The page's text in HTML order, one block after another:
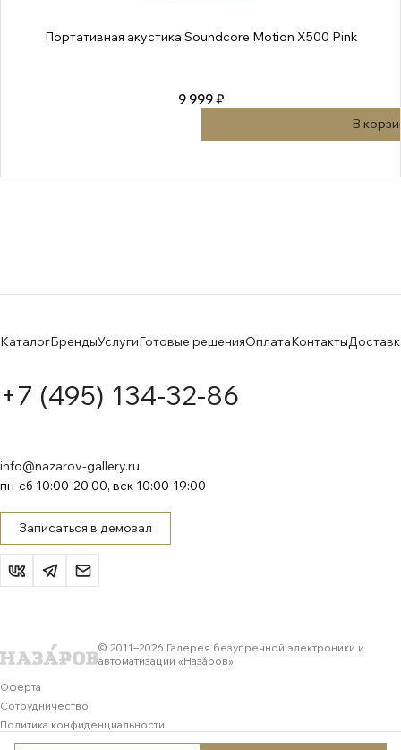
Портативная акустика Soundcore Motion X500 Pink
9 999 ₽
В
КаталогБрендыУслугиГотовые решенияОплатаКонтакты
+7 (495) 134-32-86
info@nazarov-gallery.ru
пн-сб 10:00-20:00, вск 10:00-19:00
Записаться в демозал
© 2011–2026 Галерея безупречной электроники и
автоматизации «Назáров»
Оферта
Сотрудничество
Политика конфиденциальности
Обработка персональных данных